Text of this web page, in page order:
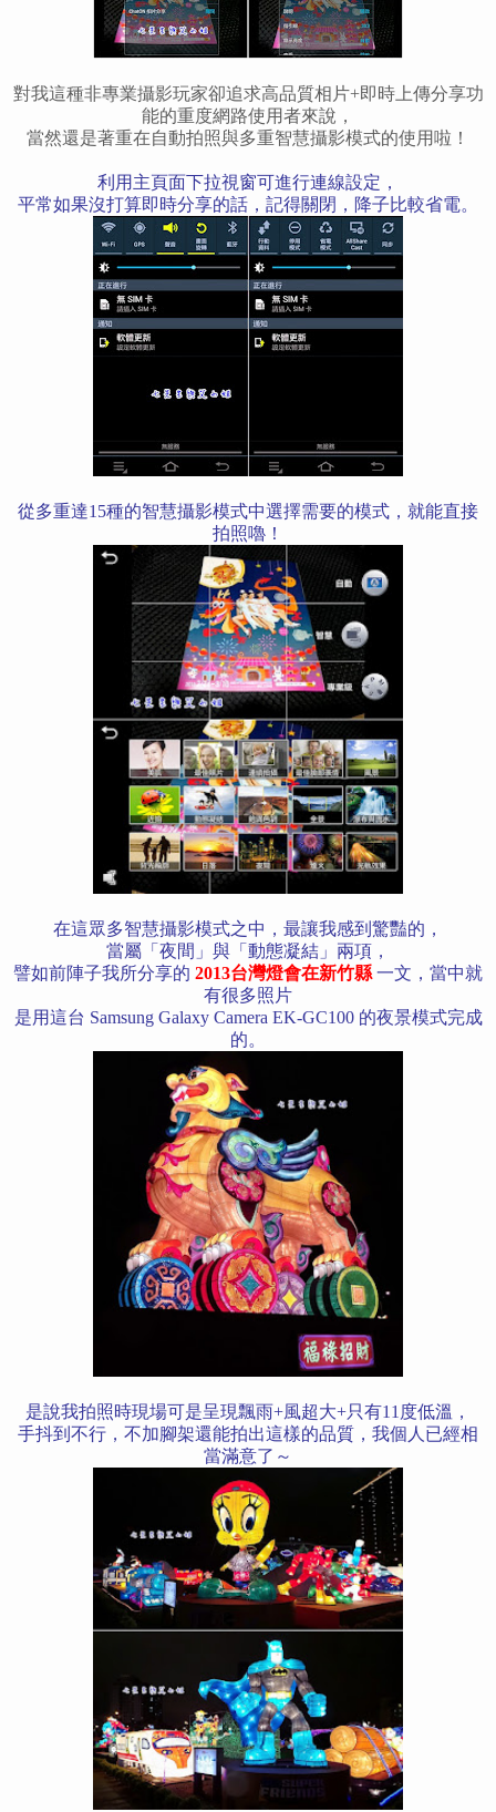
對我這種非專業攝影玩家卻追求高品質相片+即時上傳分享功
能的重度網路使用者來說，
當然還是著重在自動拍照與多重智慧攝影模式的使用啦！
利用主頁面下拉視窗可進行連線設定，
平常如果沒打算即時分享的話，記得關閉，降子比較省電。
從多重達15種的智慧攝影模式中選擇需要的模式，就能直接
拍照嚕！
在這眾多智慧攝影模式之中，最讓我感到驚豔的，
當屬「夜間」與「動態凝結」兩項，
譬如前陣子我所分享的 2013台灣燈會在新竹縣一文，當中就
有很多照片
是用這台 Samsung Galaxy Camera EK-GC100 的夜景模式完成
的。
是說我拍照時現場可是呈現飄雨+風超大+只有11度低溫，
手抖到不行，不加腳架還能拍出這樣的品質，我個人已經相
當滿意了～